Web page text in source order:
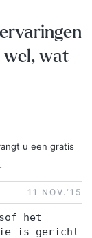
wat
u een gratis
11 NOV.‘15
het
is gericht